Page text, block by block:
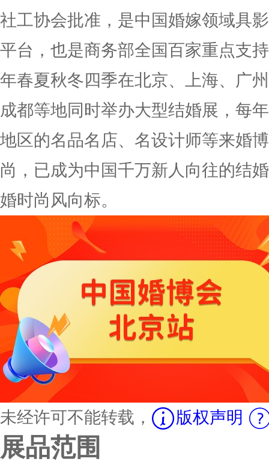
社工协会批准，是中国婚嫁领域具
平台，也是商务部全国百家重点支
年春夏秋冬四季在北京、上海、广
成都等地同时举办大型结婚展，每
地区的名品名店、名设计师等来婚
尚，已成为中国千万新人向往的结
婚时尚风向标。
未经许可不能转载， 版权声明
展品范围